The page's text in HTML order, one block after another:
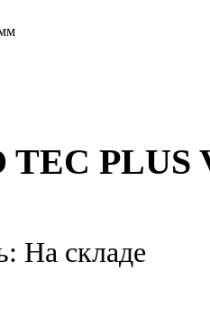
PLUS
На складе